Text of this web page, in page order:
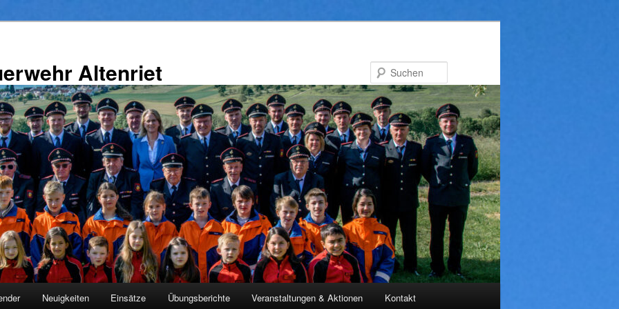
Altenriet
Neuigkeiten Einsätze Übungsberichte Veranstaltungen & Aktionen Kontakt